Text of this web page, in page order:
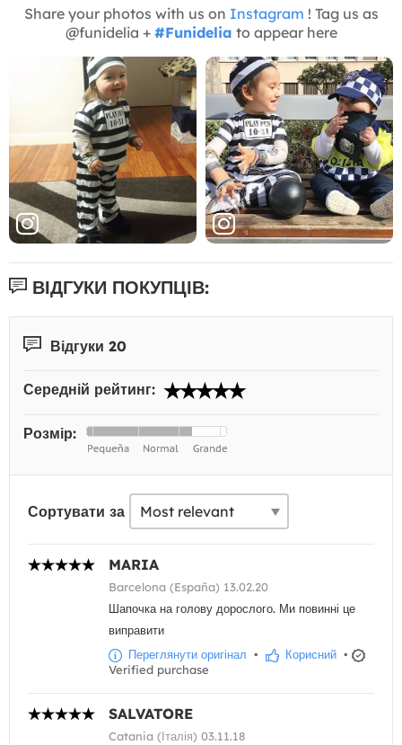
Share your photos with us on Instagram ! Tag us as
@funidelia + #Funidelia to appear here
ВІДГУКИ ПОКУПЦІВ:
Відгуки 20
Середній рейтинг:
Розмір:
Сортувати за
MARIA
Barcelona (España) 13.02.20
Шапочка на голову дорослого. Ми повинні це
виправити
Переглянути оригінал • Корисний •
Verified purchase
SALVATORE
Catania (Італія) 03.11.18